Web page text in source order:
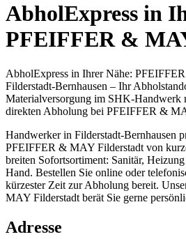
AbholExpress in
PFEIFFER &
AbholExpress in Ihrer Nähe:
Filderstadt-Bernhausen – Ihr
Materialversorgung im SHK-Handwerk
direkten Abholung bei PFEIFFER &
Handwerker in Filderstadt-Bernhausen
PFEIFFER & MAY Filderstadt von
breiten Sofortsortiment: Sanitär,
Hand. Bestellen Sie online oder
kürzester Zeit zur Abholung bereit.
MAY Filderstadt berät Sie gerne
Adresse